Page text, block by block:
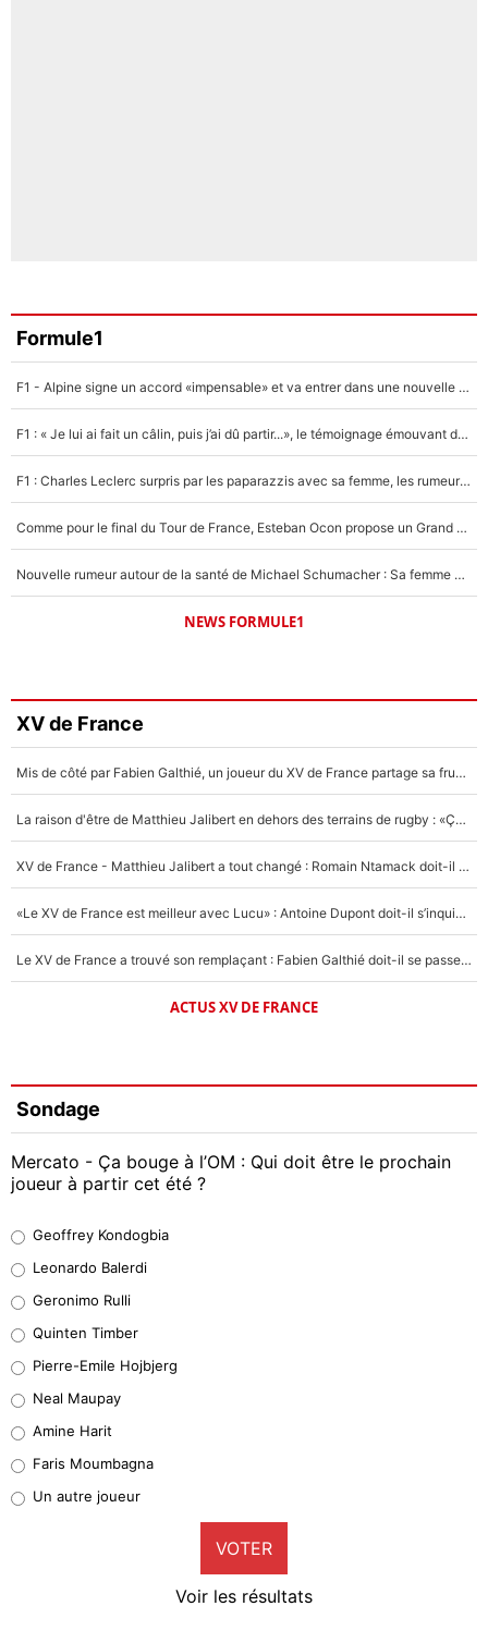
Formule1
F1 - Alpine signe un accord «impensable» et va entrer dans une nouvelle dimension : Grande nouvelle pour Pierre Gasly !
F1 : « Je lui ai fait un câlin, puis j’ai dû partir...», le témoignage émouvant de Max Verstappen sur sa fille
F1 : Charles Leclerc surpris par les paparazzis avec sa femme, les rumeurs étaient vraies !
Comme pour le final du Tour de France, Esteban Ocon propose un Grand Prix de Formule 1 à Paris : «Autour de l’Arc de Triomphe, ce serait génial» !
Nouvelle rumeur autour de la santé de Michael Schumacher : Sa femme Corinna sort du silence
NEWS FORMULE1
XV de France
Mis de côté par Fabien Galthié, un joueur du XV de France partage sa frustration : «ils ne me l’ont pas dit tout de suite»
La raison d'être de Matthieu Jalibert en dehors des terrains de rugby : «Ça m'atteint autant que si tu touches à un membre de ma famille»
XV de France - Matthieu Jalibert a tout changé : Romain Ntamack doit-il s’inquiéter pour sa place à un an de la Coupe du monde ?
«Le XV de France est meilleur avec Lucu» : Antoine Dupont doit-il s’inquiéter pour sa place ?
Le XV de France a trouvé son remplaçant : Fabien Galthié doit-il se passer d'Antoine Dupont ?
ACTUS XV DE FRANCE
Sondage
Mercato - Ça bouge à l’OM : Qui doit être le prochain
joueur à partir cet été ?
38%
32%
5%
1%
9%
Geoffrey Kondogbia
Leonardo Balerdi
Geronimo Rulli
Quinten Timber
Pierre-Emile Hojbjerg
Neal Maupay
Amine Harit
Faris Moumbagna
Un autre joueur
VOTER
Voir les résultats